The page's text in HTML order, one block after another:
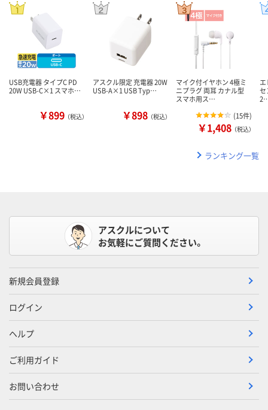
USB充電器 タイプC PD
20W USB-C×1 スマホ…
￥899 （税込）
アスクル限定 充電器 20W
USB-A×1 USB Typ…
￥898 （税込）
マイク付イヤホン 4極ミ
ニプラグ 両耳 カナル型
スマホ用ス…
(15件)
￥1,408 （税込）
セ
ランキング一覧
アスクルについて
お気軽にご質問ください。
新規会員登録
ログイン
ヘルプ
ご利用ガイド
お問い合わせ